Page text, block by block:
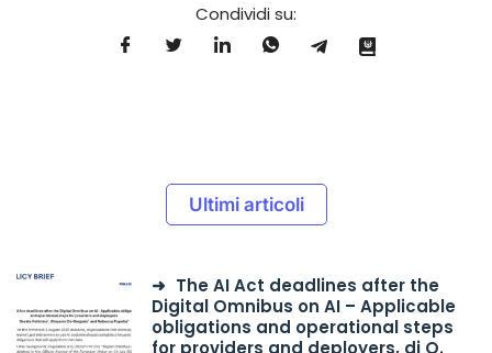
Condividi su:
Ultimi articoli
The AI Act deadlines after the
Digital Omnibus on AI – Applicable
obligations and operational steps
for providers and deployers, di O.